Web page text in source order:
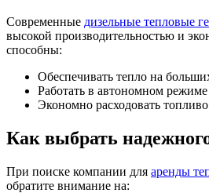
Современные дизельные тепловые
высокой производительностью и
способны:
Обеспечивать тепло на
Работать в автономном режиме
Экономно расходовать топливо
Как выбрать
При поиске компании для аренды
обратите внимание на: